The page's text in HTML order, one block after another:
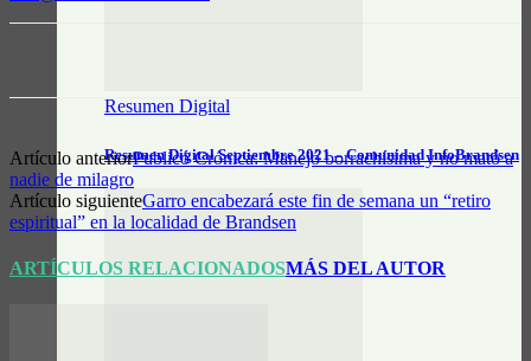
Resumen Digital
Resumen Digital Septiembre 2021 – Comunidad InfoBrandsen
Artículo anteriorPublicó Crónica: Manejó borrachísima y no mató a
nadie de milagro
Artículo siguienteGarro encabezará este fin de semana un “retiro
espiritual” en la localidad de Brandsen
ARTÍCULOS RELACIONADOSMÁS DEL AUTOR